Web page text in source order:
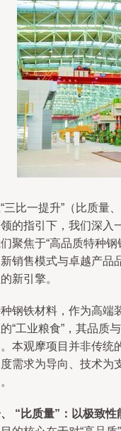
三比一提升”（比质量
的指引下，我们深入
聚焦于“高品质特种
销售模式与卓越产品
新引擎。
钢铁材料，作为高端
“工业粮食”，其品质
本观摩项目并非传统
需求为导向、技术为
“比质量”：以极致